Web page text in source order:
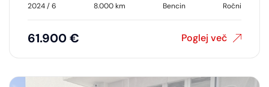
2024 / 6 8.000 km Bencin Ročni
61.900 € Poglej več